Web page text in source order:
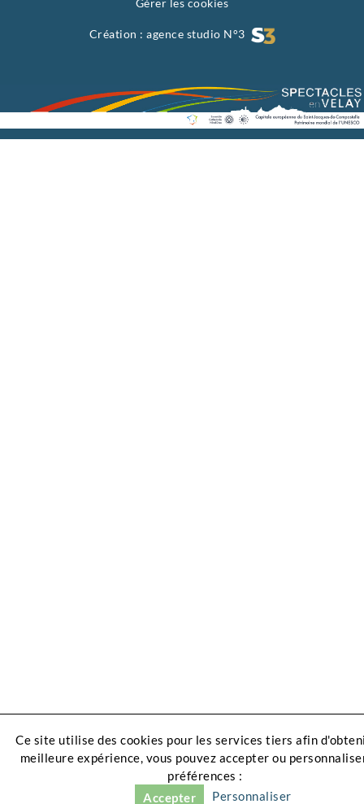
Gérer les cookies
Création : agence studio N°3
Ce site utilise des cookies pour les services tiers afin
meilleure expérience, vous pouvez accepter ou
préférences :
Accepter
Personnaliser